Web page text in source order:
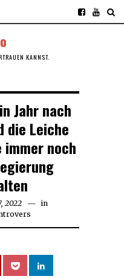
KANNST.
Jahr nach
die Leiche
immer noch
2022
in